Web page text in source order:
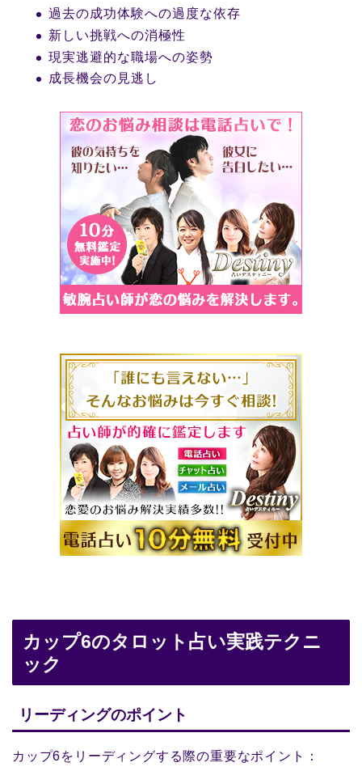
過去の成功体験への過度な依存
新しい挑戦への消極性
現実逃避的な職場への姿勢
成長機会の見逃し
カップ6のタロット占い実践テクニ
ック
リーディングのポイント
カップ6をリーディングする際の重要なポイント：